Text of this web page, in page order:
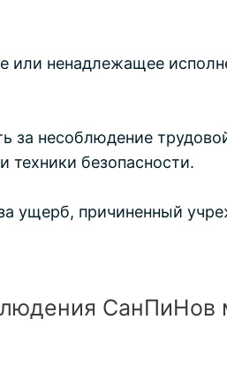
или ненадлежащее
за несоблюдение
техники безопасности.
ущерб, причиненный
СанПиНов